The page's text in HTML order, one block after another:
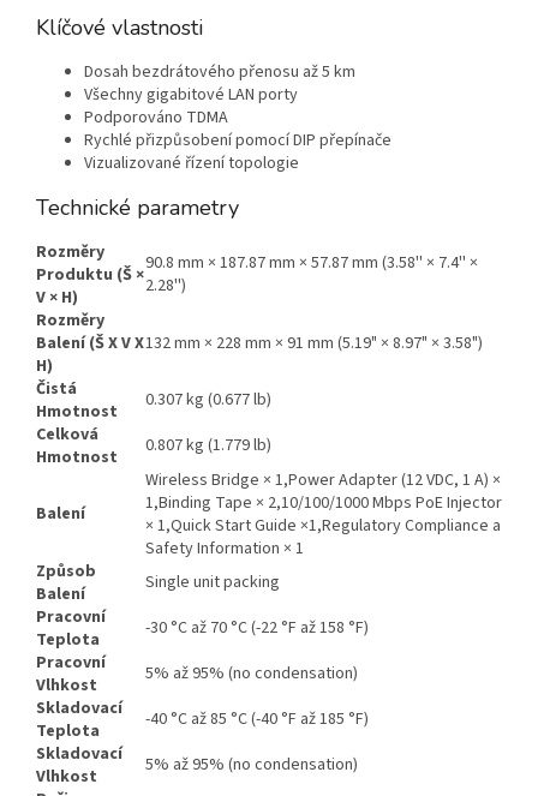
Klíčové vlastnosti
Dosah bezdrátového přenosu až 5 km
Všechny gigabitové LAN porty
Podporováno TDMA
Rychlé přizpůsobení pomocí DIP přepínače
Vizualizované řízení topologie
Technické parametry
Rozměry
Produktu (Š ×
V × H)
90.8 mm × 187.87 mm × 57.87 mm (3.58'' × 7.4'' ×
2.28'')
Rozměry
Balení (Š X V X
H)
132 mm × 228 mm × 91 mm (5.19" × 8.97" × 3.58")
Čistá
Hmotnost
0.307 kg (0.677 lb)
Celková
Hmotnost
0.807 kg (1.779 lb)
Balení
Wireless Bridge × 1,Power Adapter (12 VDC, 1 A) ×
1,Binding Tape × 2,10/100/1000 Mbps PoE Injector
× 1,Quick Start Guide ×1,Regulatory Compliance a
Safety Information × 1
Způsob
Balení
Single unit packing
Pracovní
Teplota
-30 °C až 70 °C (-22 °F až 158 °F)
Pracovní
Vlhkost
5% až 95% (no condensation)
Skladovací
Teplota
-40 °C až 85 °C (-40 °F až 185 °F)
Skladovací
Vlhkost
5% až 95% (no condensation)